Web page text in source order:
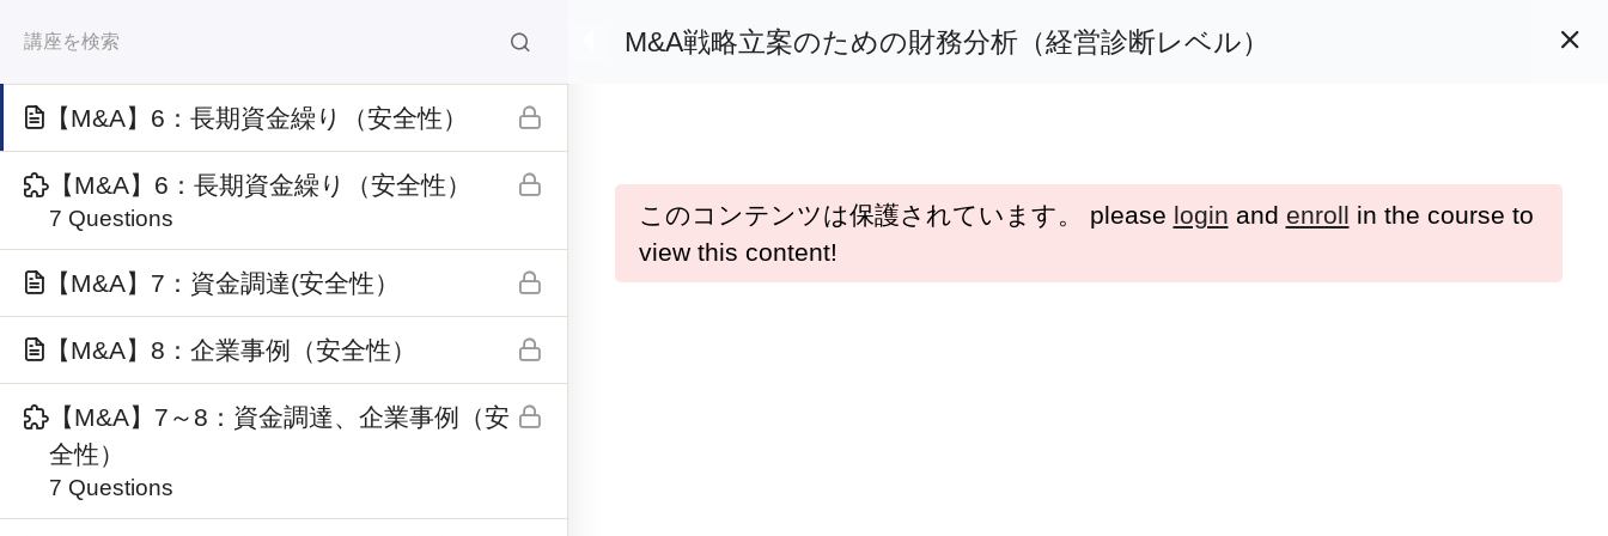
ホーム 講座一覧
M&A戦略立案のための財務分析（経営診断レベル）
3 Questions
【M&A】6：長期資金繰り（安全性）
【M&A】6：長期資金繰り（安全性）
7 Questions
【M&A】7：資金調達(安全性）
【M&A】8：企業事例（安全性）
【M&A】7～8：資金調達、企業事例（安
全性）
7 Questions
このコンテンツは保護されています。 please login and enroll in the course to
view this content!
よくある質問